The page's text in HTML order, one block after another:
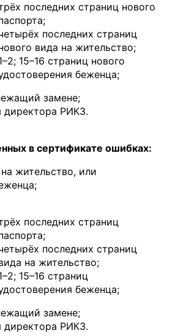
последних страниц нового
последних страниц
вида на жительство;
15–16 страниц нового
беженца;
замене;
директора РИКЗ.
в сертификате ошибках:
жительство, или
последних страниц
последних страниц
на жительство;
15–16 страниц
беженца;
замене;
директора РИКЗ.